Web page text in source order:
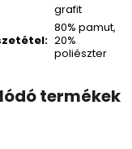
grafit
:
80% pamut,
20%
poliészter
termékek